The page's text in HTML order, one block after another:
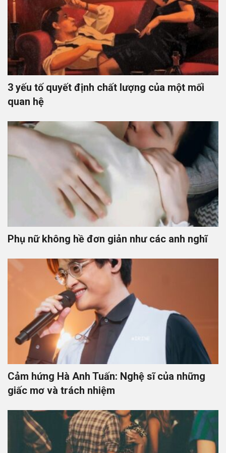
3 yếu tố quyết định chất lượng của một mối
quan hệ
Phụ nữ không hề đơn giản như các anh nghĩ
Cảm hứng Hà Anh Tuấn: Nghệ sĩ của những
giấc mơ và trách nhiệm